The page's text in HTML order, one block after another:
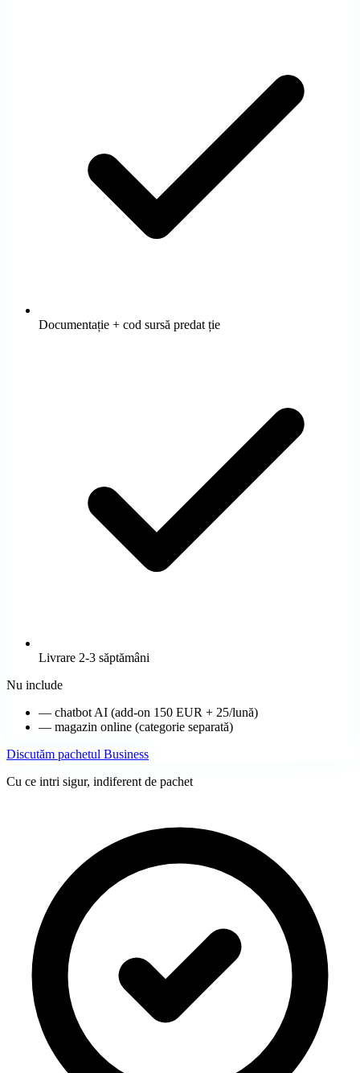
Documentație + cod sursă predat ție
Livrare 2-3 săptămâni
Nu include
— chatbot AI (add-on 150 EUR + 25/lună)
— magazin online (categorie separată)
Discutăm pachetul Business
Cu ce intri sigur, indiferent de pachet